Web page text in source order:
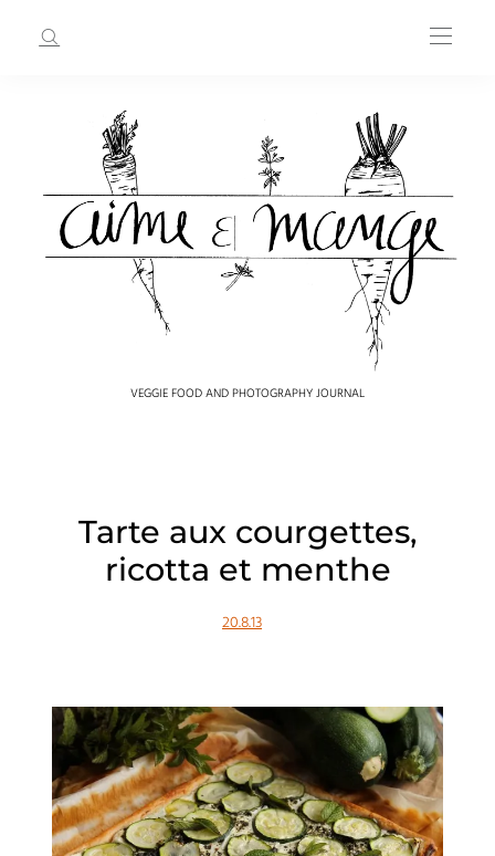
VEGGIE FOOD AND PHOTOGRAPHY JOURNAL
Tarte aux courgettes,
ricotta et menthe
20.8.13